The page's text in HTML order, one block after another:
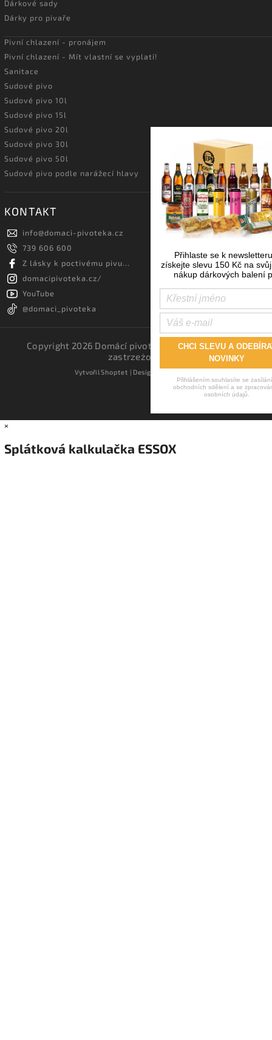
Dárkové sady
Dárky pro pivaře
Pivní chlazení - pronájem
Pivní chlazení - Mít vlastní se vyplatí!
Sanitace
Sudové pivo
Sudové pivo 10l
Sudové pivo 15l
Sudové pivo 20l
Sudové pivo 30l
Sudové pivo 50l
Sudové pivo podle narážecí hlavy
KONTAKT
info@domaci-pivoteka.cz
739 606 600
Z lásky k poctivému pivu...
domacipivoteka.cz/
YouTube
@domaci_pivoteka
Copyright 2026 Domácí pivotéka
. Wszystkie prawa
zastrzeżone.
VytvořilShoptet | Design
×
Splátková kalkulačka ESSOX
Přihlaste se k
získejte slevu 150 Kč na
nákup dárkových balení
CHCI SLEVU A
NOVINKY
Přihlášením souhlasíte se
obchodních sdělení a se
osobních údajů.